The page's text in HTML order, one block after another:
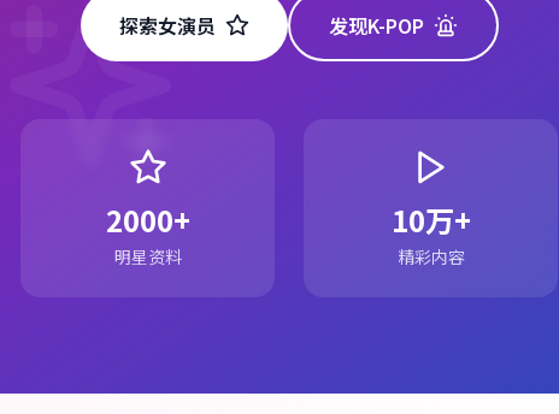
探索女演员 发现K-POP
2000+
明星资料
10万+
精彩内容